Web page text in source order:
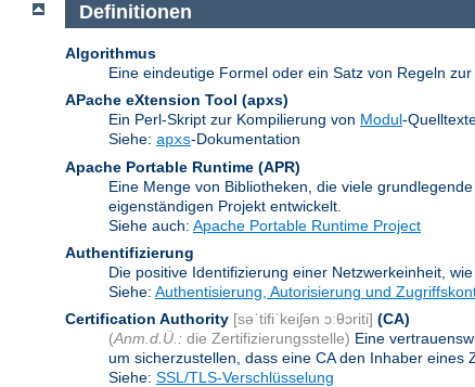
Definitionen
Algorithmus
Eine eindeutige Formel oder ein Satz von Regeln
APache eXtension Tool (apxs)
Ein Perl-Skript zur Kompilierung von Modul-
Siehe: apxs-Dokumentation
Apache Portable Runtime (APR)
Eine Menge von Bibliotheken, die viele
eigenständigen Projekt entwickelt.
Siehe auch: Apache Portable Runtime Project
Authentifizierung
Die positive Identifizierung einer Netzwerkeinheit,
Siehe: Authentisierung, Autorisierung und
Certification Authority [səˈtifiˈkeiʃən ɔːθɔriti] (CA)
(Anm.d.Ü.: die Zertifizierungsstelle) Eine
um sicherzustellen, dass eine CA den Inhaber eines
Siehe: SSL/TLS-Verschlüsselung